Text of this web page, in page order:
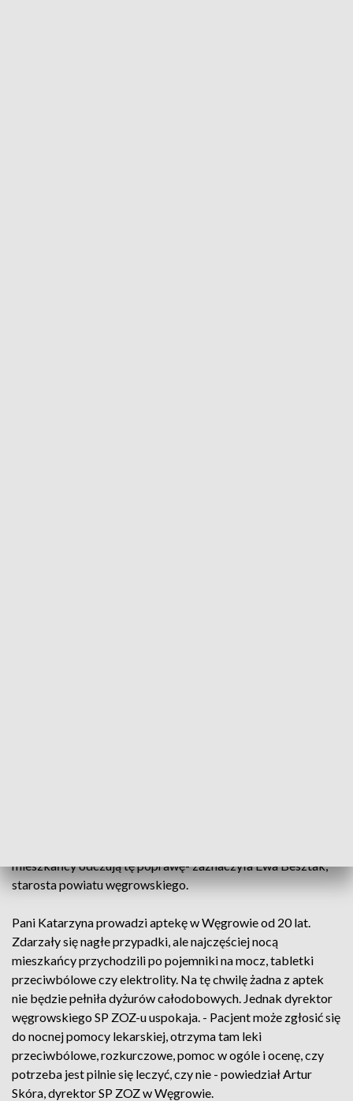
mieszkańcy odczują tę poprawę- zaznaczyła Ewa Besztak,
starosta powiatu węgrowskiego.
Pani Katarzyna prowadzi aptekę w Węgrowie od 20 lat.
Zdarzały się nagłe przypadki, ale najczęściej nocą
mieszkańcy przychodzili po pojemniki na mocz, tabletki
przeciwbólowe czy elektrolity. Na tę chwilę żadna z aptek
nie będzie pełniła dyżurów całodobowych. Jednak dyrektor
węgrowskiego SP ZOZ-u uspokaja. - Pacjent może zgłosić się
do nocnej pomocy lekarskiej, otrzyma tam leki
przeciwbólowe, rozkurczowe, pomoc w ogóle i ocenę, czy
potrzeba jest pilnie się leczyć, czy nie - powiedział Artur
Skóra, dyrektor SP ZOZ w Węgrowie.